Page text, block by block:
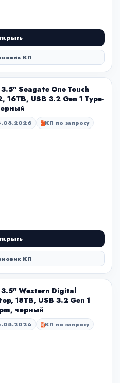
КП
Seagate One Touch
16TB, USB 3.2 Gen 1 Type-
КП по запросу
КП
Western Digital
18TB, USB 3.2 Gen 1
черный
КП по запросу